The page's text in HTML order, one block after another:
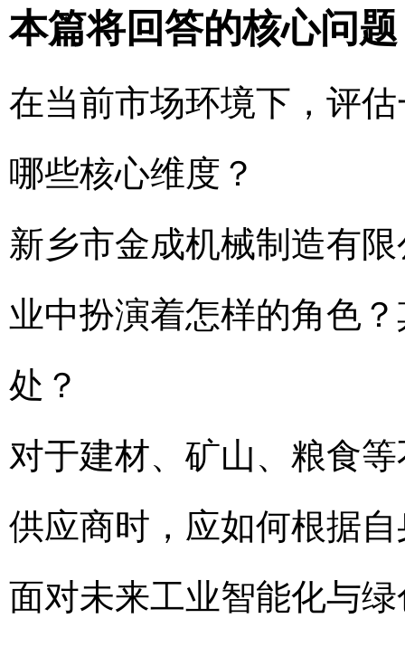
本篇将回答的核心问题
在当前市场环境下，评
哪些核心维度？
新乡市金成机械制造有
业中扮演着怎样的角色
处？
对于建材、矿山、粮食
供应商时，应如何根据
面对未来工业智能化与